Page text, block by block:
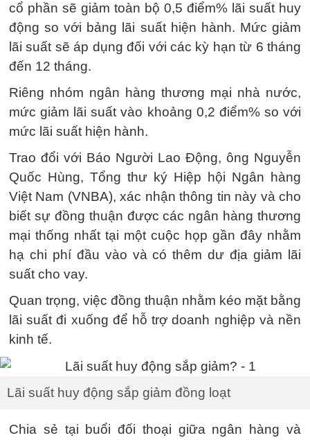
cổ phần sẽ giảm toàn bộ 0,5 điểm% lãi suất huy
động so với bảng lãi suất hiện hành. Mức giảm
lãi suất sẽ áp dụng đối với các kỳ hạn từ 6 tháng
đến 12 tháng.
Riêng nhóm ngân hàng thương mại nhà nước,
mức giảm lãi suất vào khoảng 0,2 điểm% so với
mức lãi suất hiện hành.
Trao đổi với Báo Người Lao Động, ông Nguyễn
Quốc Hùng, Tổng thư ký Hiệp hội Ngân hàng
Việt Nam (VNBA), xác nhận thông tin này và cho
biết sự đồng thuận được các ngân hàng thương
mại thống nhất tại một cuộc họp gần đây nhằm
hạ chi phí đầu vào và có thêm dư địa giảm lãi
suất cho vay.
Quan trọng, việc đồng thuận nhằm kéo mặt bằng
lãi suất đi xuống để hỗ trợ doanh nghiệp và nền
kinh tế.
Lãi suất huy động sắp giảm đồng loạt
Chia sẻ tại buổi đối thoại giữa ngân hàng và